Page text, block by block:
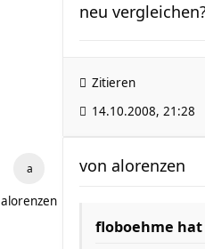
neu
Zitieren
14.10.2008, 21:28
alorenzen
von alorenzen
floboehme